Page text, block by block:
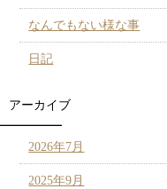
なんでもない様な事
日記
アーカイブ
2026年7月
2025年9月